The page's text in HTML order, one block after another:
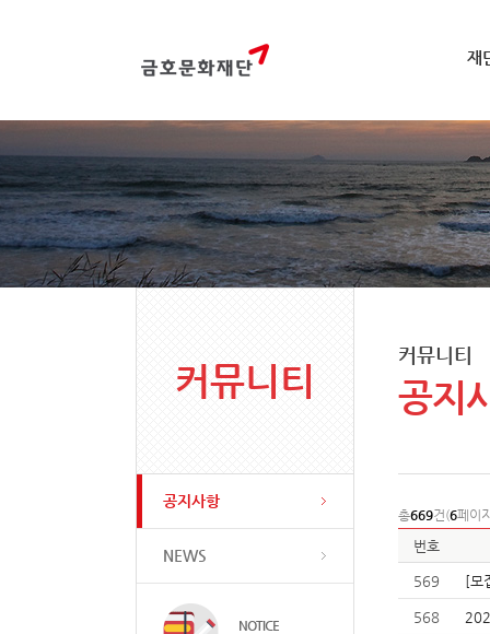
재
커뮤니티
공지사항
NEWS
NOTICE
커뮤니티
공지
총669건(6페이
번호
569 [모
568